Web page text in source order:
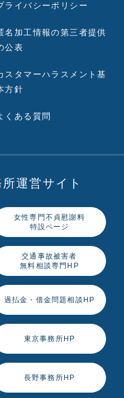
ライバシーポリシー
名加工情報の第三者提供
公表
スタマーハラスメント基
方針
くある質問
運営サイト
女性専門不貞慰謝料
特設ページ
交通事故被害者
無料相談専門HP
過払金・借金問題相談HP
東京事務所HP
長野事務所HP